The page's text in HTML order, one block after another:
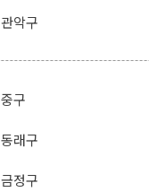
관악구
중구
동래구
금정구